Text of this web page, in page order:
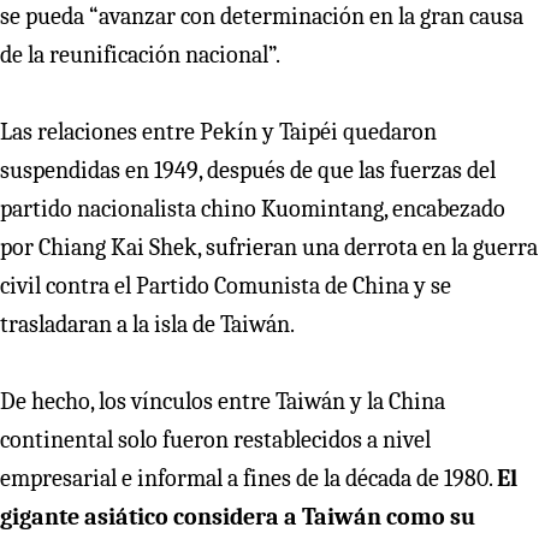
se pueda “avanzar con determinación en la gran causa
de la reunificación nacional”.
Las relaciones entre Pekín y Taipéi quedaron
suspendidas en 1949, después de que las fuerzas del
partido nacionalista chino Kuomintang, encabezado
por Chiang Kai Shek, sufrieran una derrota en la guerra
civil contra el Partido Comunista de China y se
trasladaran a la isla de Taiwán.
De hecho, los vínculos entre Taiwán y la China
continental solo fueron restablecidos a nivel
empresarial e informal a fines de la década de 1980.El
gigante asiático considera a Taiwán como su